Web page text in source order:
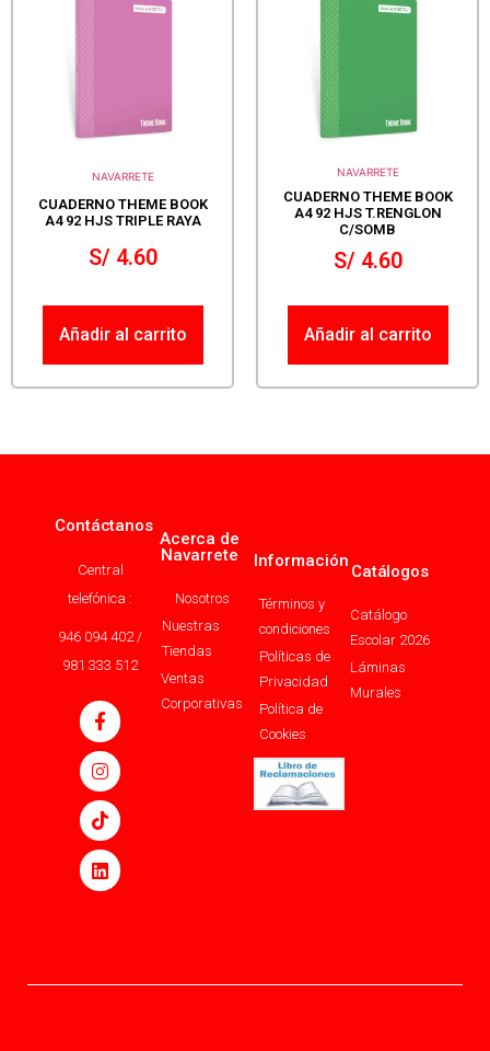
NAVARRETE
CUADERNO THEME BOOK
A4 92 HJS TRIPLE RAYA
S/4.60
Añadir al carrito
NAVARRETE
CUADERNO THEME BOOK
A4 92 HJS T.RENGLON
C/SOMB
S/4.60
Añadir al carrito
Contáctanos
Central
telefónica :
946 094 402 /
981 333 512
Acerca de
Navarrete
Nosotros
Nuestras
Tiendas
Ventas
Corporativas
Información
Términos y
condiciones
Políticas de
Privacidad
Política de
Cookies
Catálogos
Catálogo
Escolar 2026
Láminas
Murales